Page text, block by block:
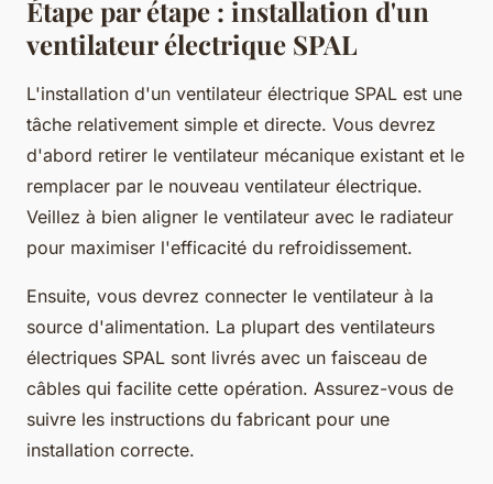
Étape par étape : installation d'un
ventilateur électrique SPAL
L'installation d'un ventilateur électrique SPAL est une
tâche relativement simple et directe. Vous devrez
d'abord retirer le ventilateur mécanique existant et le
remplacer par le nouveau ventilateur électrique.
Veillez à bien aligner le ventilateur avec le radiateur
pour maximiser l'efficacité du refroidissement.
Ensuite, vous devrez connecter le ventilateur à la
source d'alimentation. La plupart des ventilateurs
électriques SPAL sont livrés avec un faisceau de
câbles qui facilite cette opération. Assurez-vous de
suivre les instructions du fabricant pour une
installation correcte.